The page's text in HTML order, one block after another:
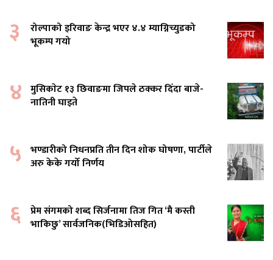
३
रोल्पाको इरिवाङ केन्द्र भएर ४.४ म्याग्निच्युडको
भूकम्प गयो
४ मुसिकाेट १३ छिवाङमा जिपले ठक्कर दिँदा बाजे-
नातिनी घाइते
५ भण्डारीको निधनप्रति तीन दिन शोक घोषणा, पार्टीले
अरु केके गर्यो निर्णय
६ प्रेम संगमको शब्द सिर्जनामा तिज गित ‘मै कस्ती
भाकिछु’ सार्वजनिक(भिडिओसहित)